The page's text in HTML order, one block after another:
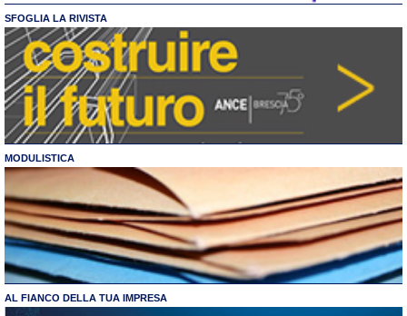
SFOGLIA LA RIVISTA
MODULISTICA
AL FIANCO DELLA TUA IMPRESA